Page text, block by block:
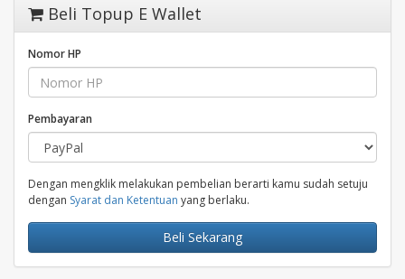
Beli Topup E Wallet
Nomor HP
Pembayaran
Dengan mengklik melakukan pembelian berarti kamu sudah setuju
dengan Syarat dan Ketentuan yang berlaku.
Beli Sekarang